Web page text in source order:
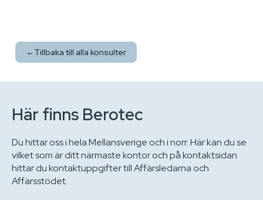
← Tillbaka till alla konsulter
Här finns Berotec
Du hittar oss i hela Mellansverige och i norr. Här kan du se
vilket som är ditt närmaste kontor och på kontaktsidan
hittar du kontaktuppgifter till Affärsledarna och
Affärsstödet.